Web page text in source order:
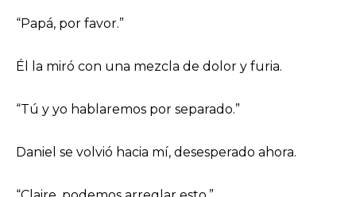
“Papá, por favor.”
Él la miró con una mezcla de dolor y furia.
“Tú y yo hablaremos por separado.”
Daniel se volvió hacia mí, desesperado ahora.